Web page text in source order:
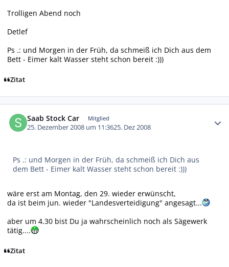
Trolligen Abend noch
Detlef
Ps .: und Morgen in der Früh, da schmeiß ich Dich aus dem
Bett - Eimer kalt Wasser steht schon bereit :)))
Zitat
Saab Stock Car Mitglied
25. Dezember 2008 um 11:3625. Dez 2008
Ps .: und Morgen in der Früh, da schmeiß ich Dich aus
dem Bett - Eimer kalt Wasser steht schon bereit :)))
wäre erst am Montag, den 29. wieder erwünscht,
da ist beim jun. wieder "Landesverteidigung" angesagt...
aber um 4.30 bist Du ja wahrscheinlich noch als Sägewerk
tätig....
Zitat